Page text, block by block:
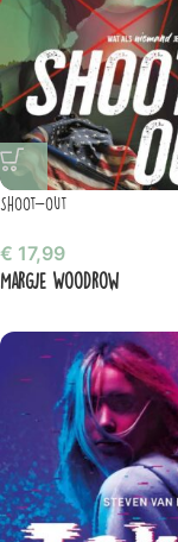
Shoot-out
€ 17,99
Margje Woodrow